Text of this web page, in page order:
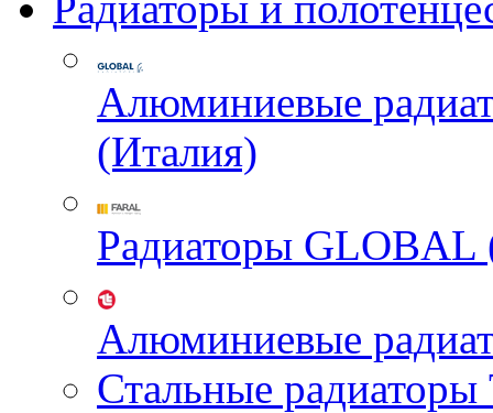
Алюминиевые
(Италия)
Радиаторы GLOBAL
Алюминиевые
Стальные